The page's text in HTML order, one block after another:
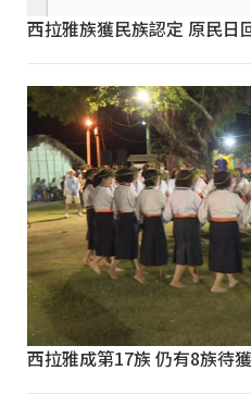
西拉雅族獲民族認定 原民日
西拉雅成第17族 仍有8族待